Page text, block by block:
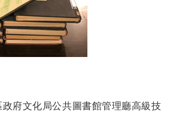
政府文化局公共圖書館管理廳高級技